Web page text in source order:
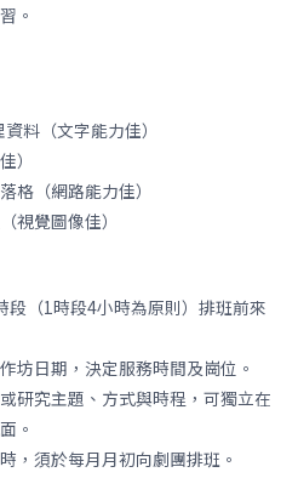
。
料（文字能力佳）
）
格（網路能力佳）
視覺圖像佳）
段（1時段4小時為原則）排班前來
坊日期，決定服務時間及崗位。
研究主題、方式與時程，可獨立在
。
，須於每月月初向劇團排班。